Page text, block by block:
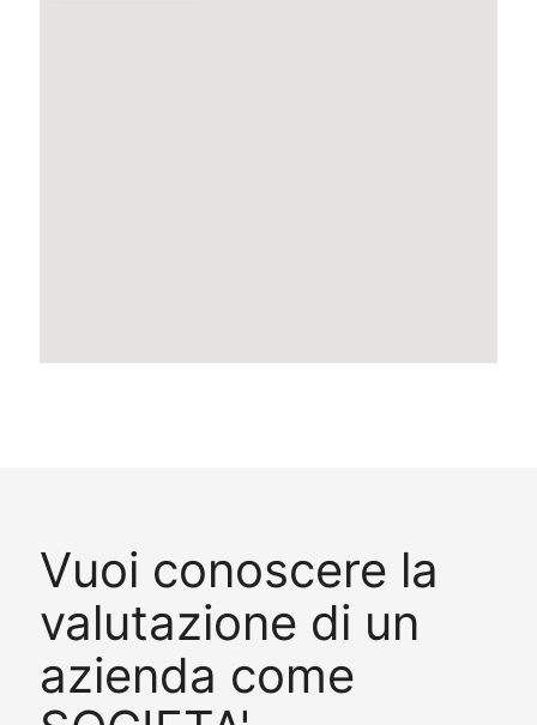
Vuoi conoscere la
valutazione di un
azienda come